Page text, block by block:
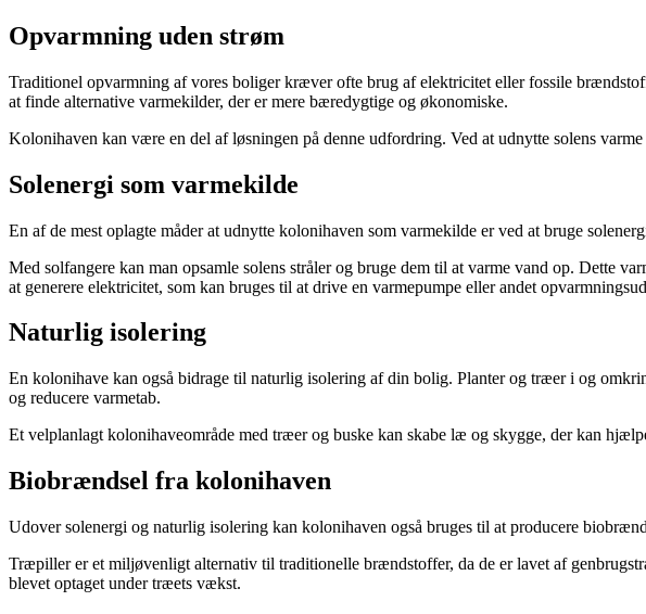
Opvarmning uden strøm
Traditionel opvarmning af vores boliger kræver ofte brug af elektricitet eller fossile
at finde alternative varmekilder, der er mere bæredygtige og økonomiske.
Kolonihaven kan være en del af løsningen på denne udfordring. Ved at udnytte solens
Solenergi som varmekilde
En af de mest oplagte måder at udnytte kolonihaven som varmekilde er ved at bruge
Med solfangere kan man opsamle solens stråler og bruge dem til at varme vand op. Dette
at generere elektricitet, som kan bruges til at drive en varmepumpe eller andet
Naturlig isolering
En kolonihave kan også bidrage til naturlig isolering af din bolig. Planter og træer i og
og reducere varmetab.
Et velplanlagt kolonihaveområde med træer og buske kan skabe læ og skygge, der kan
Biobrændsel fra kolonihaven
Udover solenergi og naturlig isolering kan kolonihaven også bruges til at producere
Træpiller er et miljøvenligt alternativ til traditionelle brændstoffer, da de er lavet af
blevet optaget under træets vækst.